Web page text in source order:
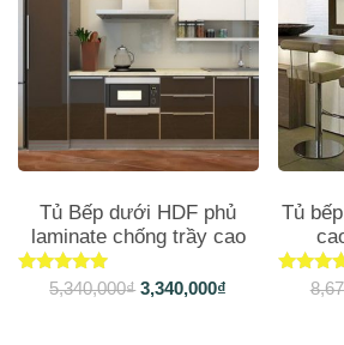
Tủ Bếp dưới HDF phủ
laminate chống trầy cao
cấp An Cường TB200
Được xếp
hạng
5,340,000₫ 3,340,000₫
Tủ
Được
hạng